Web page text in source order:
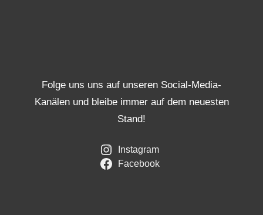
Folge uns uns auf unseren Social-Media-
Kanälen und bleibe immer auf dem neuesten
Stand!
Instagram
Facebook